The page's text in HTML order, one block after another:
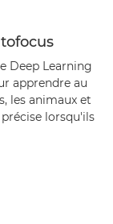
Deep Learning
apprendre au
les animaux et
lorsqu'ils